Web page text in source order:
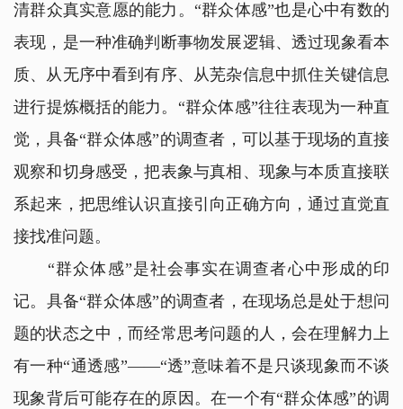
清群众真实意愿的能力。“群众体感”也是心中有数的
表现，是一种准确判断事物发展逻辑、透过现象看本
质、从无序中看到有序、从芜杂信息中抓住关键信息
进行提炼概括的能力。“群众体感”往往表现为一种直
觉，具备“群众体感”的调查者，可以基于现场的直接
观察和切身感受，把表象与真相、现象与本质直接联
系起来，把思维认识直接引向正确方向，通过直觉直
接找准问题。
“群众体感”是社会事实在调查者心中形成的印
记。具备“群众体感”的调查者，在现场总是处于想问
题的状态之中，而经常思考问题的人，会在理解力上
有一种“通透感”——“透”意味着不是只谈现象而不谈
现象背后可能存在的原因。在一个有“群众体感”的调